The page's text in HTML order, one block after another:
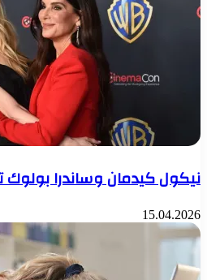
نيكول كيدمان وساندرا
15.04.2026